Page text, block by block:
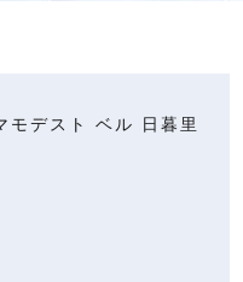
デスト ベル 日暮里